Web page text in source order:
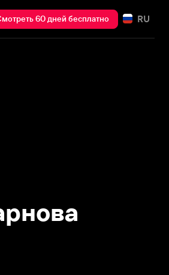
60 дней бесплатно RU